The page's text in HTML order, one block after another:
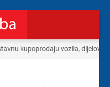
kupoprodaju vozila, dijelova i